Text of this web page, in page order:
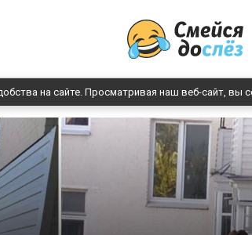
на сайте. Просматривая наш веб-сайт, вы